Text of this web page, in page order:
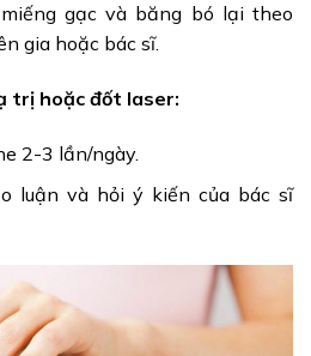
gạc và băng bó lại theo
gia hoặc bác sĩ.
trị hoặc đốt laser:
2-3 lần/ngày.
luận và hỏi ý kiến của bác sĩ